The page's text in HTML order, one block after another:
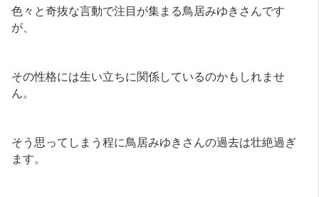
色々と奇抜な言動で注目が集まる鳥居みゆきさんです
が、
その性格には生い立ちに関係しているのかもしれませ
ん。
そう思ってしまう程に鳥居みゆきさんの過去は壮絶過ぎ
ます。